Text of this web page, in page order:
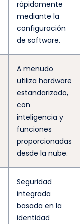
rápidamente
mediante la
configuración
de software.
A menudo
utiliza hardware
estandarizado,
con
inteligencia y
funciones
proporcionadas
desde la nube.
Seguridad
integrada
basada en la
identidad